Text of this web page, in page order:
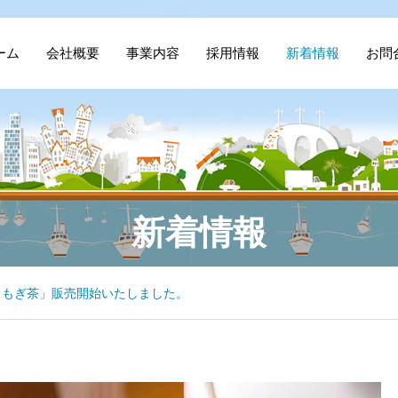
ム 会社概要 事業内容 採用情報 新着情報 お問
新着情報
ぎ茶」販売開始いたしました。